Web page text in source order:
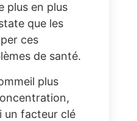
plus en plus
que les
ces
de santé.
plus
un facteur clé